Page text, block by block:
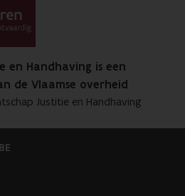
en Handhaving is een
de Vlaamse overheid
Justitie en Handhaving